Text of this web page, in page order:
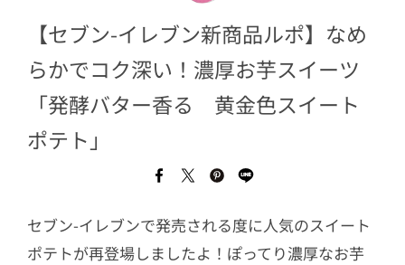
【セブン-イレブン新商品ルポ】なめ
らかでコク深い！濃厚お芋スイーツ
「発酵バター香る 黄金色スイート
ポテト」
セブン-イレブンで発売される度に人気のスイート
ポテトが再登場しましたよ！ぽってり濃厚なお芋